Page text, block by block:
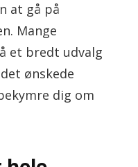
at gå på
Mange
et bredt udvalg
ønskede
dig om